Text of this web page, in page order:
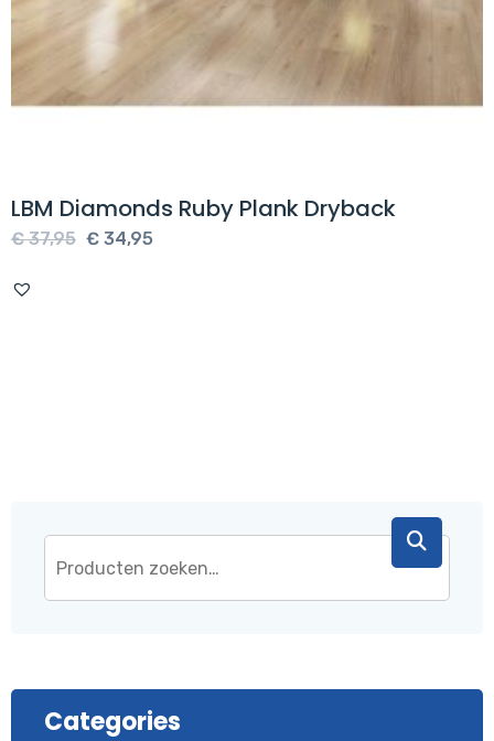
LBM Diamonds Ruby Plank Dryback
€37,95 Oorspronkelijke
€ 34,95
Categories